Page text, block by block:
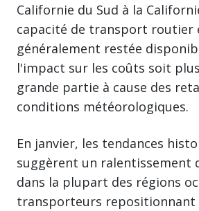
Californie du Sud à la
capacité de transport routier
généralement restée
l'impact sur les coûts soit
grande partie à cause des
conditions météorologiques.
En janvier, les tendances
suggèrent un ralentissement
dans la plupart des régions
transporteurs repositionnant